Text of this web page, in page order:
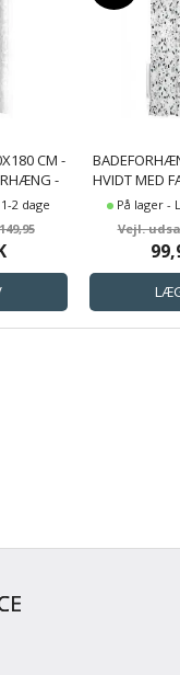
CM -
-
TIL
2 dage
HVIDT MED
På lager -